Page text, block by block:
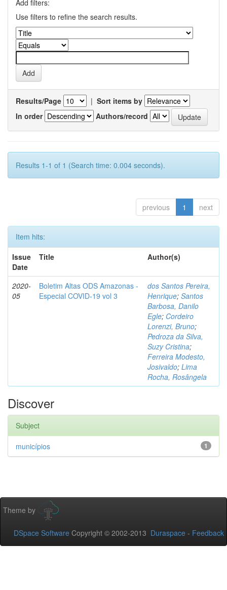
Add filters:
Use filters to refine the search results.
Results/Page | Sort items by
In order
Authors/record
Results 1-1 of 1 (Search time: 0.004 seconds).
previous 1 next
Item hits:
Issue
Date
Title Author(s)
2020-
05
Boletim Altas ODS Amazonas -
Especial COVID-19 vol 3
dos Santos Pereira,
Henrique; Santos
Barbosa, Danilo
Egle; Cordeiro
Lorenzi, Bruno;
Pedroza da Silva,
Suzy Cristina;
Ferreira Modesto,
Josivaldo; Lima
Rocha, Rosângela
Discover
Subject
1
municípios
Theme by
DSpace Software Copyright © 2002-2013 Duraspace - Feedback